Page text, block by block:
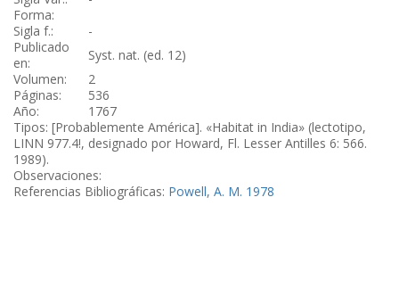
Forma:
Sigla f.:
-
Publicado
en:
Syst. nat. (ed. 12)
Volumen:
2
Páginas:
536
Año:
1767
Tipos: [Probablemente América]. «Habitat in India» (lectotipo,
LINN 977.4!, designado por Howard, Fl. Lesser Antilles 6: 566.
1989).
Observaciones:
Referencias Bibliográficas: Powell, A. M. 1978